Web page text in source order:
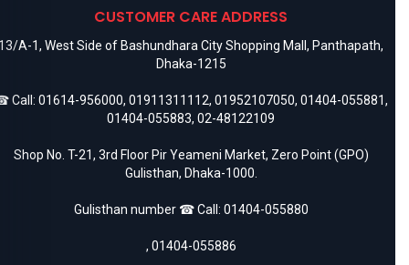
CUSTOMER CARE ADDRESS
A-1, West Side of Bashundhara City Shopping Mall, Panthapath,
Dhaka-1215
Call: 01614-956000, 01911311112, 01952107050, 01404-055881,
01404-055883, 02-48122109
Shop No. T-21, 3rd Floor Pir Yeameni Market, Zero Point (GPO)
Gulisthan, Dhaka-1000.
Gulisthan number ☎ Call: 01404-055880
, 01404-055886